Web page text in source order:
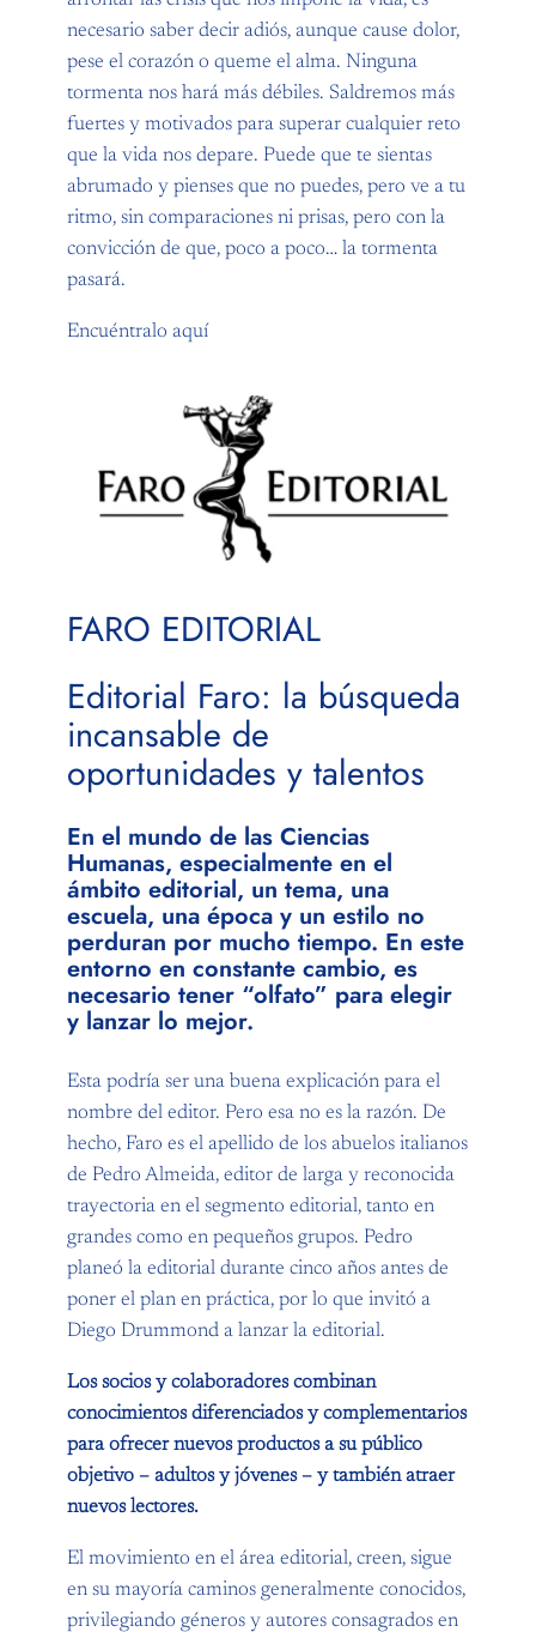
necesario saber decir adiós, aunque cause dolor,
pese el corazón o queme el alma. Ninguna
tormenta nos hará más débiles. Saldremos más
fuertes y motivados para superar cualquier reto
que la vida nos depare. Puede que te sientas
abrumado y pienses que no puedes, pero ve a tu
ritmo, sin comparaciones ni prisas, pero con la
convicción de que, poco a poco… la tormenta
pasará.
Encuéntralo aquí
FARO EDITORIAL
Editorial Faro: la búsqueda
incansable de
oportunidades y talentos
En el mundo de las Ciencias
Humanas, especialmente en el
ámbito editorial, un tema, una
escuela, una época y un estilo no
perduran por mucho tiempo. En este
entorno en constante cambio, es
necesario tener “olfato” para elegir
y lanzar lo mejor.
Esta podría ser una buena explicación para el
nombre del editor. Pero esa no es la razón. De
hecho, Faro es el apellido de los abuelos italianos
de Pedro Almeida, editor de larga y reconocida
trayectoria en el segmento editorial, tanto en
grandes como en pequeños grupos. Pedro
planeó la editorial durante cinco años antes de
poner el plan en práctica, por lo que invitó a
Diego Drummond a lanzar la editorial.
Los socios y colaboradores combinan
conocimientos diferenciados y complementarios
para ofrecer nuevos productos a su público
objetivo – adultos y jóvenes – y también atraer
nuevos lectores.
El movimiento en el área editorial, creen, sigue
en su mayoría caminos generalmente conocidos,
privilegiando géneros y autores consagrados en